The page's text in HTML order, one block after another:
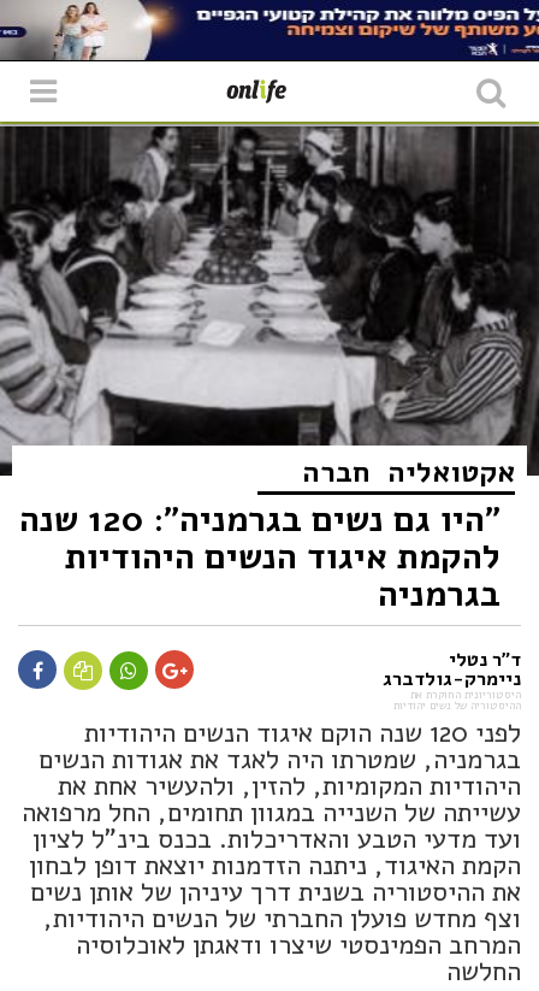
אקטואליה חברה
"היו גם נשים בגרמניה": 120 שנה
להקמת איגוד הנשים היהודיות
בגרמניה
ד"ר נטלי
ניימרק-גולדברג
היסטוריונית החוקרת את
ההיסטוריה של נשים יהודיות
לפני 120 שנה הוקם איגוד הנשים היהודיות
בגרמניה, שמטרתו היה לאגד את אגודות הנשים
היהודיות המקומיות, להזין, ולהעשיר אחת את
עשייתה של השנייה במגוון תחומים, החל מרפואה
ועד מדעי הטבע והאדריכלות. בכנס בינ"ל לציון
הקמת האיגוד, ניתנה הזדמנות יוצאת דופן לבחון
את ההיסטוריה בשנית דרך עיניהן של אותן נשים
וצף מחדש פועלן החברתי של הנשים היהודיות,
המרחב הפמינסטי שיצרו ודאגתן לאוכלוסיה
החלשה